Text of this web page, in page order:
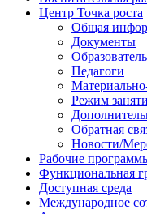
Центр Точка роста
Общая
Документы
Педагоги
Режим
Обратная
Новости/
Рабочие
Функциональная
Доступная среда
Международное